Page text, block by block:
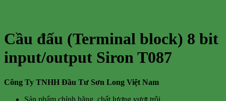
Cầu đấu (Terminal block) 8 bit
input/output Siron T087
Công Ty TNHH Đầu Tư Sơn Long Việt Nam
Sản phẩm chính hãng, chất lượng vượt trội